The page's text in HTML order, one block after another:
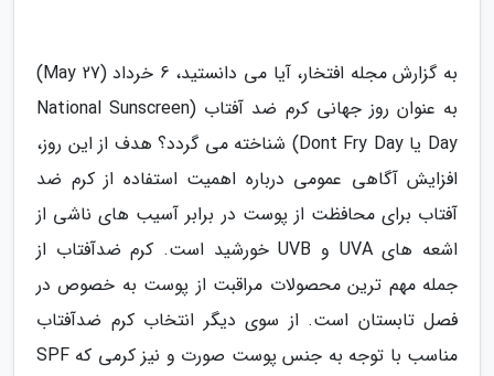
به گزارش مجله افتخار، آیا می دانستید، 6 خرداد (May 27)
به عنوان روز جهانی کرم ضد آفتاب (National Sunscreen
Day یا Dont Fry Day) شناخته می گردد؟ هدف از این روز،
افزایش آگاهی عمومی درباره اهمیت استفاده از کرم ضد
آفتاب برای محافظت از پوست در برابر آسیب های ناشی از
اشعه های UVA و UVB خورشید است. کرم ضدآفتاب از
جمله مهم ترین محصولات مراقبت از پوست به خصوص در
فصل تابستان است. از سوی دیگر انتخاب کرم ضدآفتاب
مناسب با توجه به جنس پوست صورت و نیز کرمی که SPF